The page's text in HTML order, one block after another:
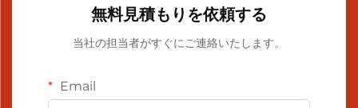
無料見積もりを依頼する
当社の担当者がすぐにご連絡いたします。
Email